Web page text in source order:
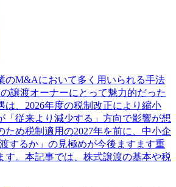
のM&Aにおいて多く用いられる手法
譲渡オーナーにとって魅力的だった
は、2026年度の税制改正により縮小
「従来より減少する」方向で影響が想
ため税制適用の2027年を前に、中小企
するか」の見極めが今後ますます重
す。本記事では、株式譲渡の基本や税